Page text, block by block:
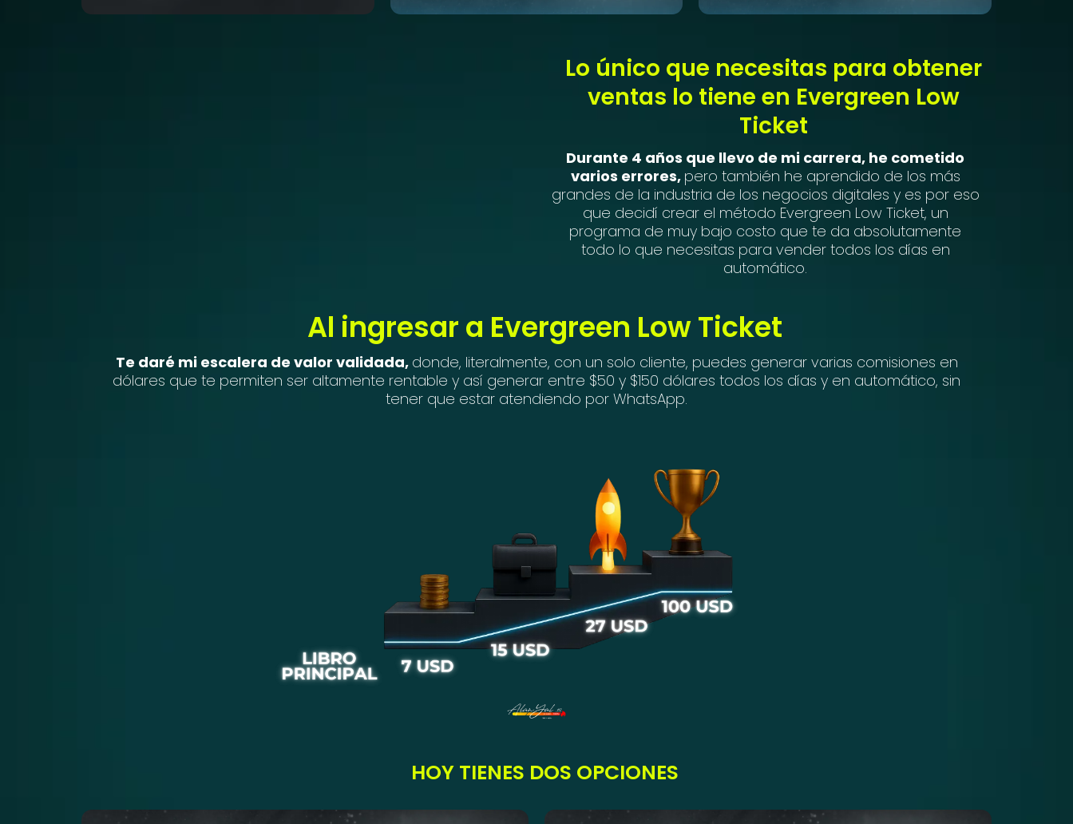
Lo único que necesitas para obtener
ventas lo tiene en Evergreen Low
Ticket
Durante 4 años que llevo de mi carrera, he cometido
varios errores, pero también he aprendido de los más
grandes de la industria de los negocios digitales y es por eso
que decidí crear el método Evergreen Low Ticket, un
programa de muy bajo costo que te da absolutamente
todo lo que necesitas para vender todos los días en
automático.
Al ingresar a Evergreen Low Ticket
Te daré mi escalera de valor validada, donde, literalmente, con un solo cliente, puedes generar varias comisiones en
dólares que te permiten ser altamente rentable y así generar entre $50 y $150 dólares todos los días y en automático, sin
tener que estar atendiendo por WhatsApp.
HOY TIENES DOS OPCIONES